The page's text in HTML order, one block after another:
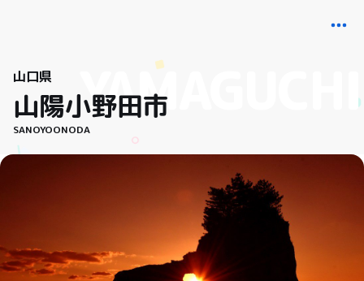
山口県
山陽小野田市
SANOYOONODA